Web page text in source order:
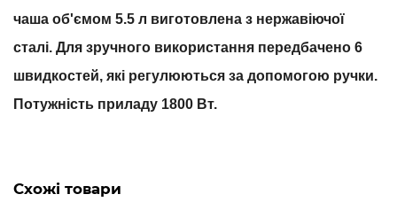
чаша об'ємом 5.5 л виготовлена ​​з нержавіючої
сталі. Для зручного використання передбачено 6
швидкостей, які регулюються за допомогою ручки.
Потужність приладу 1800 Вт.
Схожі товари